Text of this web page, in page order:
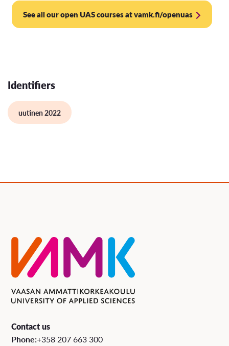
See all our open UAS courses at vamk.fi/openuas
Identifiers
uutinen 2022
Contact us
Phone:+358 207 663 300